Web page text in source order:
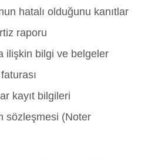
hatalı olduğunu kanıtlar
raporu
ilişkin bilgi ve belgeler
kayıt bilgileri
sözleşmesi (Noter